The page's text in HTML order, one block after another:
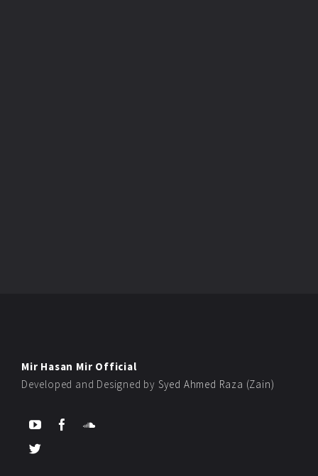
Mir Hasan Mir Official
Developed and Designed by Syed Ahmed Raza (Zain)